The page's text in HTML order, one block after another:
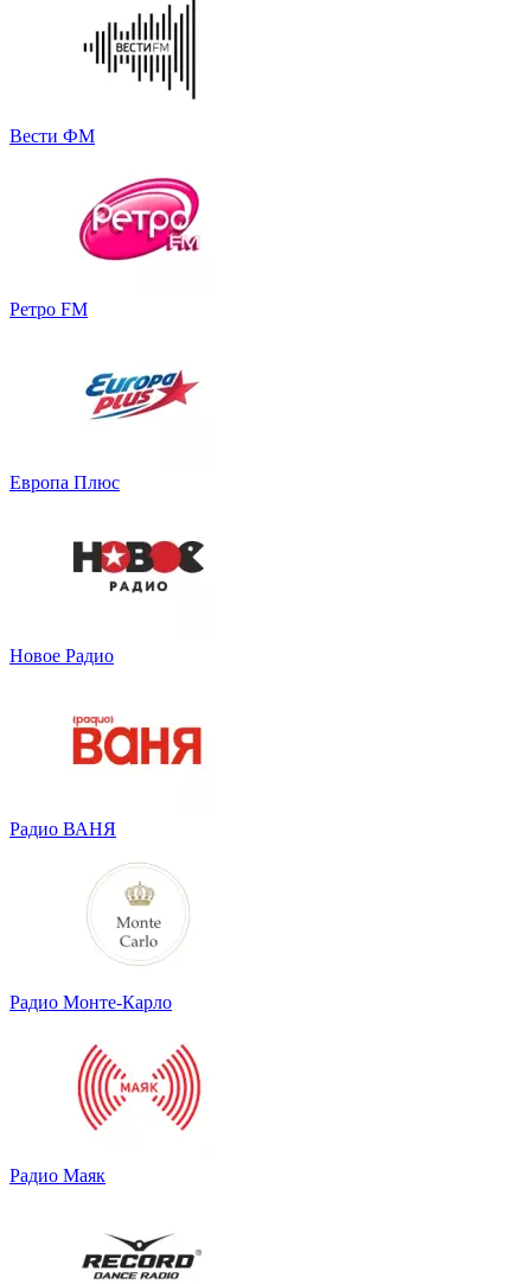
Вести ФМ
Ретро FM
Европа Плюс
Новое Радио
Радио ВАНЯ
Радио Монте-Карло
Радио Маяк